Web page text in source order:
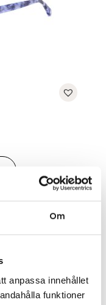
Om
anpassa innehållet
funktioner